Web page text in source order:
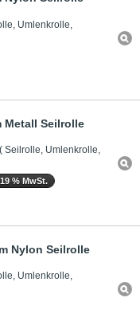
Umlenkrolle,
Metall Seilrolle
Seilrolle, Umlenkrolle,
% MwSt.
Nylon Seilrolle
Umlenkrolle,